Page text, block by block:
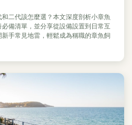
二代該怎麼選？本文深度剖析小章魚
備清單，並分享從設備設置到日常互
手常見地雷，輕鬆成為稱職的章魚飼